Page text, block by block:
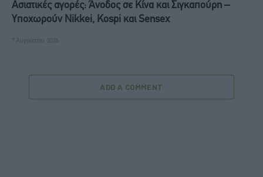
Ασιατικές αγορές: Άνοδος σε Κίνα και Σιγκαπούρη –
Υποχωρούν Nikkei, Kospi και Sensex
7 Αυγούστου, 2026
ADD A COMMENT